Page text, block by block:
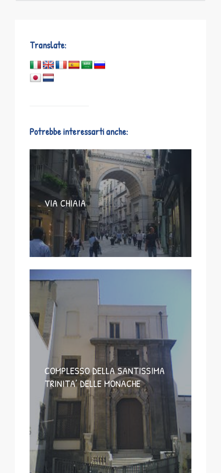
Translate:
Potrebbe interessarti anche:
VIA CHIAIA
COMPLESSO DELLA SANTISSIMA
TRINITA’ DELLE MONACHE